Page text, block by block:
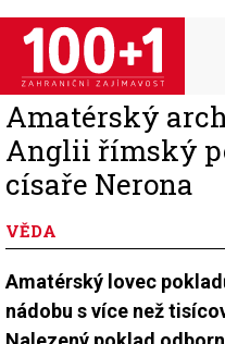
Přejít
hlavnímu
obsahu
Amatérský
Anglii římský
císaře Nerona
VĚDA
Amatérský lovec
nádobu s více než